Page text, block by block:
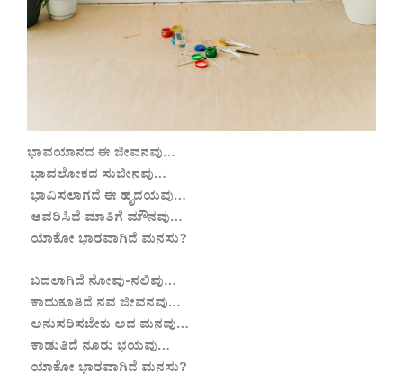
ಭಾವಯಾನದ ಈ ಜೀವನವು…
ಭಾವಲೋಕದ ಸುಜೀನವು…
ಭಾವಿಸಲಾಗದೆ ಈ ಹೃದಯವು…
ಆವರಿಸಿದೆ ಮಾತಿಗೆ ಮೌನವು…
ಯಾಕೋ ಭಾರವಾಗಿದೆ ಮನಸು?
ಬದಲಾಗಿದೆ ನೋವು-ನಲಿವು…
ಕಾದುಕೂತಿದೆ ನವ ಜೀವನವು…
ಅನುಸರಿಸಬೇಕು ಅದ ಮನವು…
ಕಾಡುತಿದೆ ನೂರು ಭಯವು…
ಯಾಕೋ ಭಾರವಾಗಿದೆ ಮನಸು?